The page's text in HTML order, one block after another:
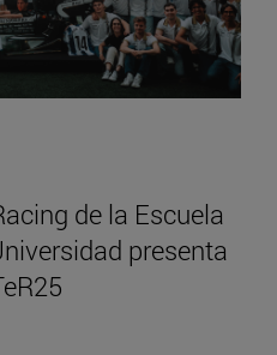
de la Escuela
presenta